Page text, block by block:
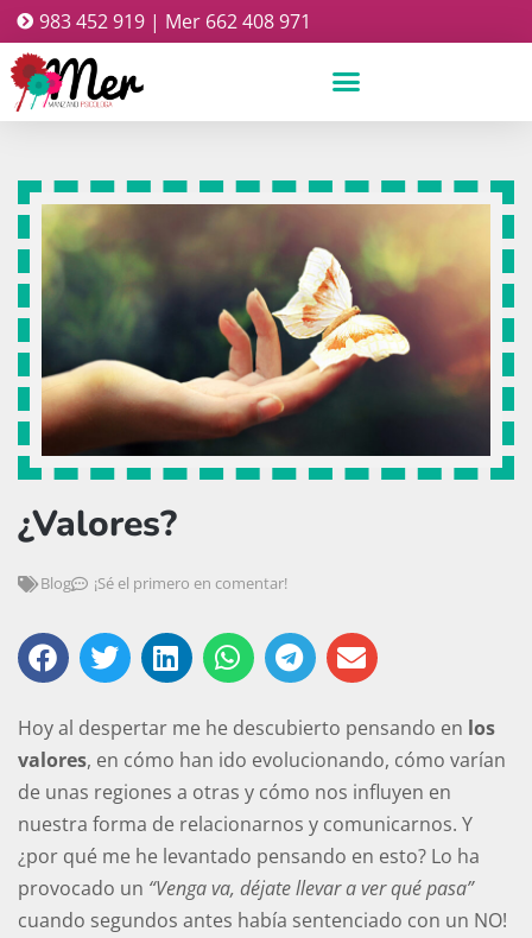
983 452 919 | Mer 662 408 971
¿Valores?
Blog ¡Sé el primero en comentar!
Hoy al despertar me he descubierto pensando en los
valores, en cómo han ido evolucionando, cómo varían
de unas regiones a otras y cómo nos influyen en
nuestra forma de relacionarnos y comunicarnos. Y
¿por qué me he levantado pensando en esto? Lo ha
provocado un “Venga va, déjate llevar a ver qué pasa”
cuando segundos antes había sentenciado con un NO!